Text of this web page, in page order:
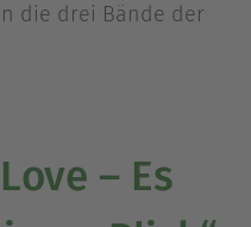
die drei Bände der
– Es